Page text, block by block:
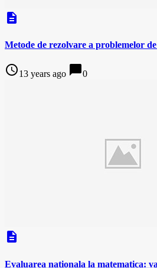
description
Metode de rezolvare a problemelor
access_time13 years ago chat_bubble0
description
Evaluarea nationala la matematica: